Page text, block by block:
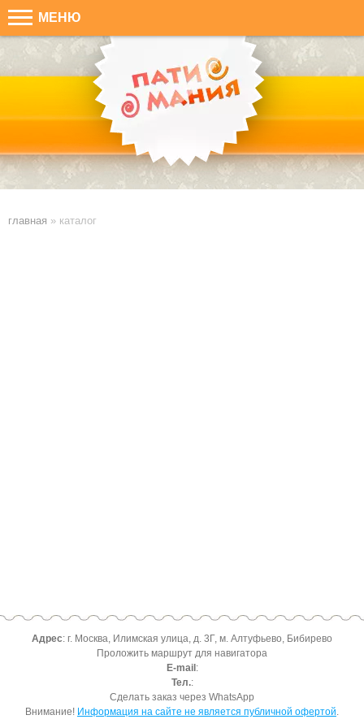
МЕНЮ
главная » каталог
: Извините, но запрошенный товар не найден!
Адрес: г. Москва, Илимская улица, д. 3Г, м. Алтуфьево, Бибирево
Проложить маршрут для навигатора
E-mail :
Тел.:
Сделать заказ через WhatsApp
Внимание! Информация на сайте не является публичной офертой.